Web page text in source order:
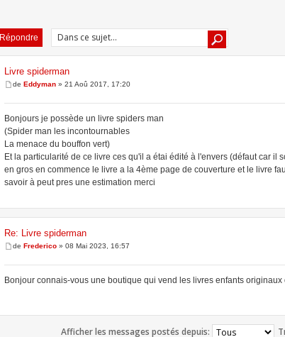
Répondre
Livre spiderman
de Eddyman » 21 Aoû 2017, 17:20
Bonjours je possède un livre spiders man
(Spider man les incontournables
La menace du bouffon vert)
Et la particularité de ce livre ces qu'il a étai édité à l'envers (défaut car il
en gros en commence le livre a la 4ème page de couverture et le livre
savoir à peut pres une estimation merci
Re: Livre spiderman
de Frederico » 08 Mai 2023, 16:57
Bonjour connais-vous une boutique qui vend les livres enfants
Afficher les messages postés depuis: